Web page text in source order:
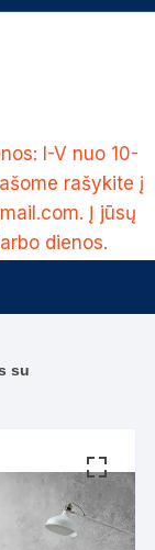
I-V nuo 10-
rašykite į
Į jūsų
dienos.
su